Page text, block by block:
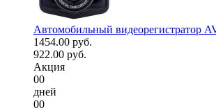
Автомобильный видеорегистратор
1454.00 руб.
922.00 руб.
Акция
00
дней
00